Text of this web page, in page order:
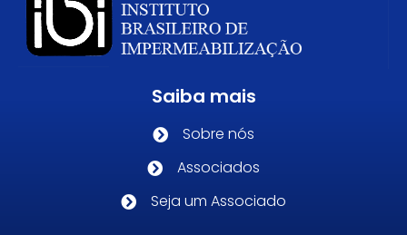
Saiba mais
Sobre nós
Associados
Seja um Associado